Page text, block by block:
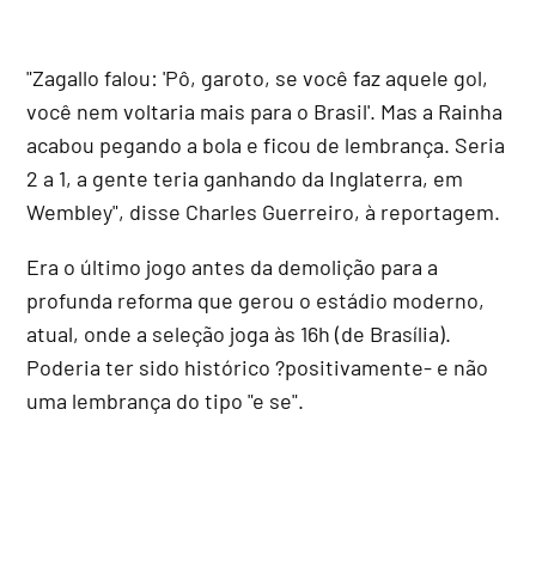
"Zagallo falou: 'Pô, garoto, se você faz aquele gol,
você nem voltaria mais para o Brasil'. Mas a Rainha
acabou pegando a bola e ficou de lembrança. Seria
2 a 1, a gente teria ganhando da Inglaterra, em
Wembley", disse Charles Guerreiro, à reportagem.
Era o último jogo antes da demolição para a
profunda reforma que gerou o estádio moderno,
atual, onde a seleção joga às 16h (de Brasília).
Poderia ter sido histórico ?positivamente- e não
uma lembrança do tipo "e se".